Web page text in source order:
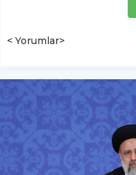
< Yorumlar>